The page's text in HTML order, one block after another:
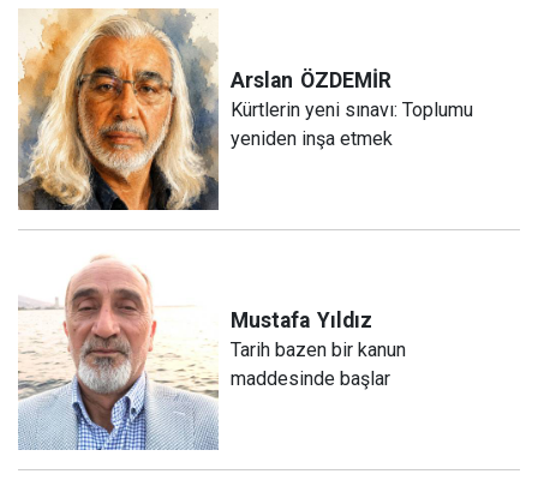
Arslan ÖZDEMİR
Kürtlerin yeni sınavı: Toplumu
yeniden inşa etmek
Mustafa Yıldız
Tarih bazen bir kanun
maddesinde başlar